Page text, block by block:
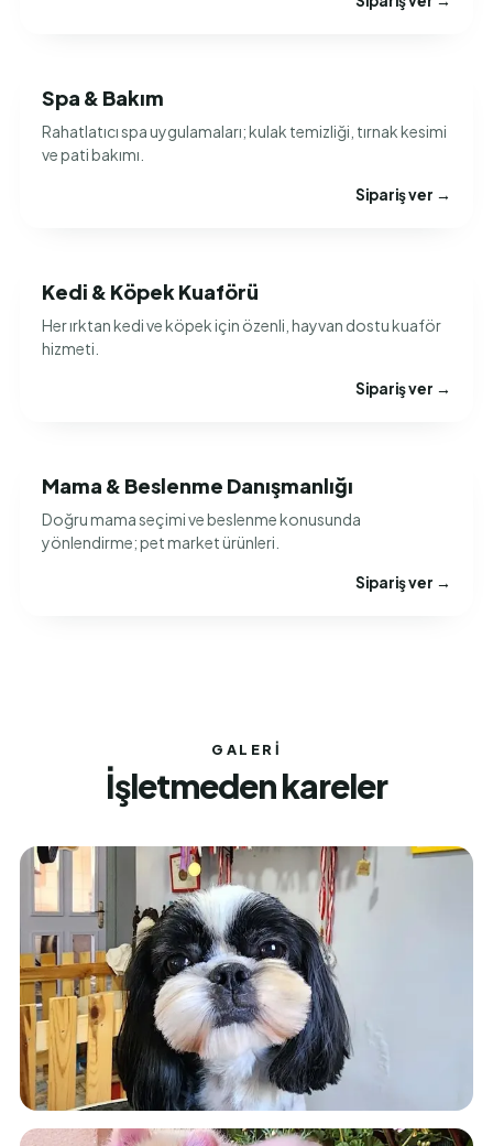
Spa & Bakım
Rahatlatıcı spa uygulamaları; kulak temizliği, tırnak kesimi
ve pati bakımı.
Sipariş ver →
Kedi & Köpek Kuaförü
Her ırktan kedi ve köpek için özenli, hayvan dostu kuaför
hizmeti.
Sipariş ver →
Mama & Beslenme Danışmanlığı
Doğru mama seçimi ve beslenme konusunda
yönlendirme; pet market ürünleri.
Sipariş ver →
GALERI
İşletmeden kareler